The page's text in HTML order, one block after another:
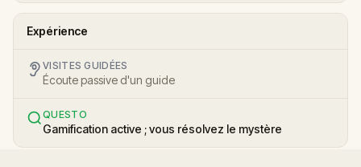
Expérience
VISITES GUIDÉES
Écoute passive d'un guide
QUESTO
Gamification active ; vous résolvez le mystère